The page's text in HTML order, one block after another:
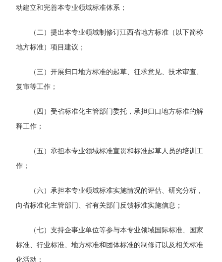
动建立和完善本专业领域标准体系；
（二）提出本专业领域制修订江西省地方标准（以下简称
地方标准）项目建议；
（三）开展归口地方标准的起草、征求意见、技术审查、
复审等工作；
（四）受省标准化主管部门委托，承担归口地方标准的解
释工作；
（五）承担本专业领域标准宣贯和标准起草人员的培训工
作；
（六）承担本专业领域标准实施情况的评估、研究分析，
向省标准化主管部门、省有关部门反馈标准实施信息；
（七）支持企事业单位等参与本专业领域国际标准、国家
标准、行业标准、地方标准和团体标准的制修订以及相关标准
化活动；